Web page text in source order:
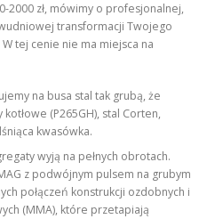
2000 zł, mówimy o profesjonalnej,
transformacji Twojego
tej cenie nie ma miejsca na
na busa stal tak grubą, że
(P265GH), stal Corten,
kwasówka.
wyją na pełnych obrotach.
z podwójnym pulsem na grubym
połączeń konstrukcji ozdobnych i
(MMA), które przetapiają